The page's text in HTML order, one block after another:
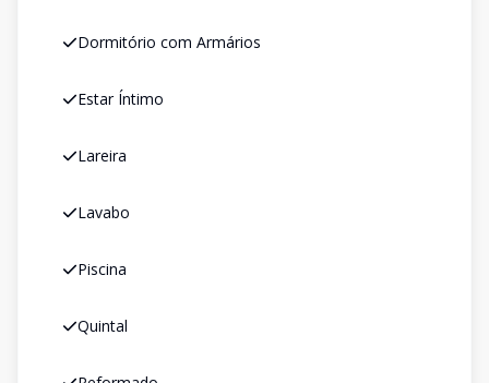
Dormitório com Armários
Estar Íntimo
Lareira
Lavabo
Piscina
Quintal